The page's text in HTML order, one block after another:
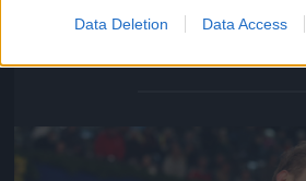
Data Deletion Data Access
tagja echte New York-i, de
Jön még